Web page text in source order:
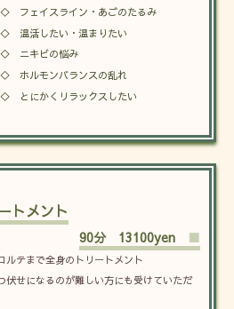
◇ フェイスライン・あごのたるみ
◇ 温活したい・温まりたい
◇ ニキビの悩み
◇ ホルモンバランスの乱れ
◇ とにかくリラックスしたい
トメント
90分 13100yen ■
ルテまで全身のトリートメント
伏せになるのが難しい方にも受けていただ